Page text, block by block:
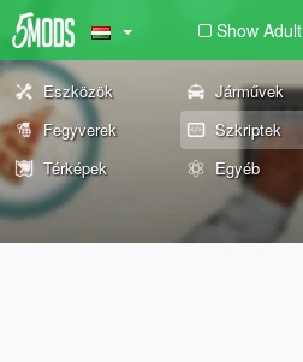
Show Adult
Eszközök Járművek
Fegyverek
Szkriptek
Térképek
Egyéb